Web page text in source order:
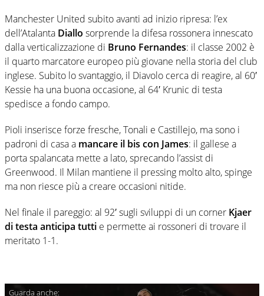
Manchester United subito avanti ad inizio ripresa: l’ex
dell’Atalanta Diallo sorprende la difesa rossonera innescato
dalla verticalizzazione di Bruno Fernandes: il classe 2002 è
il quarto marcatore europeo più giovane nella storia del club
inglese. Subito lo svantaggio, il Diavolo cerca di reagire, al 60′
Kessie ha una buona occasione, al 64′ Krunic di testa
spedisce a fondo campo.
Pioli inserisce forze fresche, Tonali e Castillejo, ma sono i
padroni di casa a mancare il bis con James: il gallese a
porta spalancata mette a lato, sprecando l’assist di
Greenwood. Il Milan mantiene il pressing molto alto, spinge
ma non riesce più a creare occasioni nitide.
Nel finale il pareggio: al 92′ sugli sviluppi di un corner Kjaer
di testa anticipa tutti e permette ai rossoneri di trovare il
meritato 1-1.